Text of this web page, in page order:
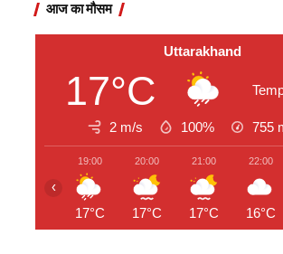
आज का मौसम
Uttarakhand
17°C
2 m/s 100% 755
19:00
17°C
20:00
17°C
21:00
17°C
22:00
16°C
‹